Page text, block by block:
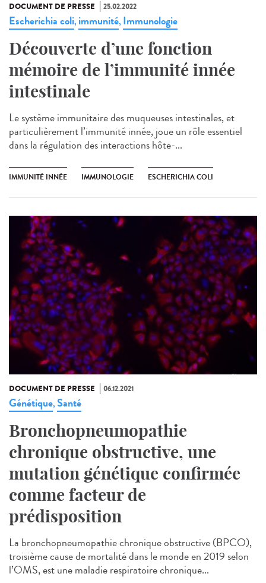
DOCUMENT DE PRESSE 25.02.2022
Escherichia coli, immunité, Immunologie
Découverte d’une fonction
mémoire de l’immunité innée
intestinale
Le système immunitaire des muqueuses intestinales, et
particulièrement l’immunité innée, joue un rôle essentiel
dans la régulation des interactions hôte-...
IMMUNITÉ INNÉE IMMUNOLOGIE ESCHERICHIA COLI
DOCUMENT DE PRESSE 06.12.2021
Génétique,Santé
Bronchopneumopathie
chronique obstructive, une
mutation génétique confirmée
comme facteur de
prédisposition
La bronchopneumopathie chronique obstructive (BPCO),
troisième cause de mortalité dans le monde en 2019 selon
l’OMS, est une maladie respiratoire chronique...